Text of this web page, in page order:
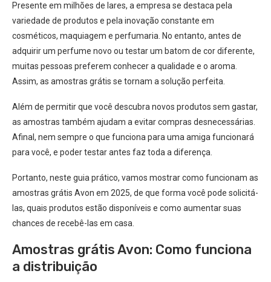
Presente em milhões de lares, a empresa se destaca pela
variedade de produtos e pela inovação constante em
cosméticos, maquiagem e perfumaria. No entanto, antes de
adquirir um perfume novo ou testar um batom de cor diferente,
muitas pessoas preferem conhecer a qualidade e o aroma.
Assim, as amostras grátis se tornam a solução perfeita.
Além de permitir que você descubra novos produtos sem gastar,
as amostras também ajudam a evitar compras desnecessárias.
Afinal, nem sempre o que funciona para uma amiga funcionará
para você, e poder testar antes faz toda a diferença.
Portanto, neste guia prático, vamos mostrar como funcionam as
amostras grátis Avon em 2025, de que forma você pode solicitá-
las, quais produtos estão disponíveis e como aumentar suas
chances de recebê-las em casa.
Amostras grátis Avon: Como funciona
a distribuição